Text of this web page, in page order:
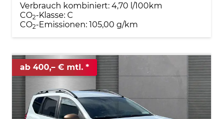
Verbrauch kombiniert: 4,70 l/100km
CO2-Klasse: C
CO2-Emissionen: 105,00 g/km
ab 400,– € mtl.